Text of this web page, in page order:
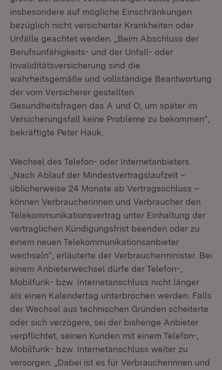
insbesondere auf mögliche Einschränkungen
bezüglich nicht versicherter Krankheiten oder
Unfälle geachtet werden. „Beim Abschluss der
Berufsunfähigkeits- und der Unfall- oder
Invaliditätsversicherung sind die
wahrheitsgemäße und vollständige Beantwortung
der vom Versicherer gestellten
Gesundheitsfragen das A und O, um später im
Versicherungsfall keine Probleme zu bekommen“,
bekräftigte Peter Hauk.
Wechsel des Telefon- oder Internetanbieters
„Nach Ablauf der Mindestvertragslaufzeit –
üblicherweise 24 Monate ab Vertragsschluss –
können Verbraucherinnen und Verbraucher den
Telekommunikationsvertrag unter Einhaltung der
vertraglichen Kündigungsfrist beenden oder zu
einem neuen Telekommunikationsanbieter
wechseln“, erläuterte der Verbraucherminister. Bei
einem Anbieterwechsel dürfe der Telefon-,
Mobilfunk- bzw. Internetanschluss nicht länger
als einen Kalendertag unterbrochen werden. Falls
der Wechsel aus technischen Gründen scheiterte
oder sich verzögere, sei der bisherige Anbieter
verpflichtet, seinen Kunden mit einem Telefon-,
Mobilfunk- bzw. Internetanschluss weiter zu
versorgen. „Dabei ist es für Verbraucherinnen und